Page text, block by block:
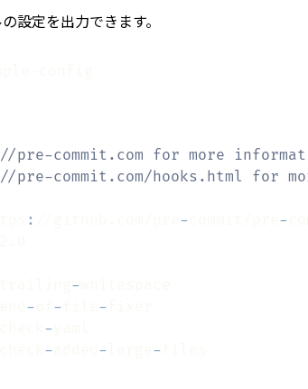
設定を出力できます。
pre-commit.com for more
pre-commit.com/hooks.html for
: - -
-
- - -
-
- - -